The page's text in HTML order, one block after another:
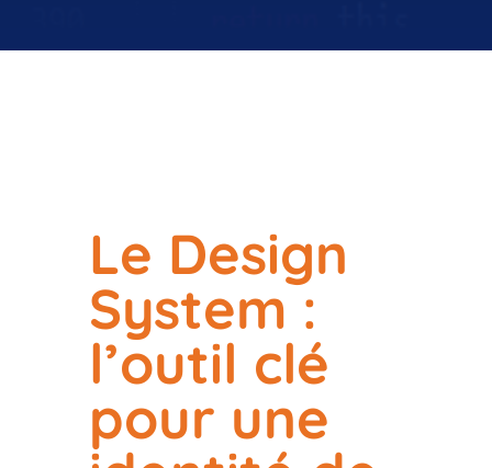
Le Design
System :
l’outil clé
pour une